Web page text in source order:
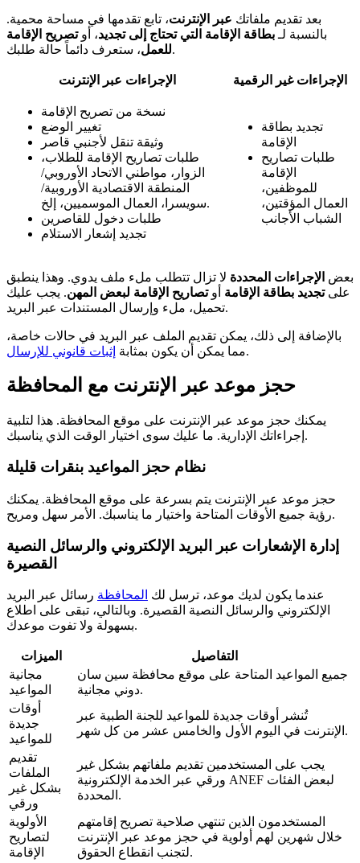
بعد تقديم ملفاتك عبر الإنترنت، تابع تقدمها في مساحة محمية.
بالنسبة لـ بطاقة الإقامة التي تحتاج إلى تجديد، أوتصريح الإقامة
للعمل، ستعرف دائماً حالة طلبك.
الإجراءات عبر الإنترنت الإجراءات غير الرقمية
نسخة من تصريح الإقامة
تغيير الوضع
وثيقة تنقل لأجنبي قاصر
طلبات تصاريح الإقامة للطلاب،
الزوار، مواطني الاتحاد الأوروبي/
المنطقة الاقتصادية الأوروبية/
سويسرا، العمال الموسميين، إلخ.
طلبات دخول للقاصرين
تجديد إشعار الاستلام
تجديد بطاقة
الإقامة
طلبات تصاريح
الإقامة
للموظفين،
العمال المؤقتين،
الشباب الأجانب
بعض الإجراءات المحددة لا تزال تتطلب ملء ملف يدوي. وهذا ينطبق
علىتجديد بطاقة الإقامة أوتصاريح الإقامة لبعض المهن. يجب عليك
تحميل، ملء وإرسال المستندات عبر البريد.
بالإضافة إلى ذلك، يمكن تقديم الملف عبر البريد في حالات خاصة،
مما يمكن أن يكون بمثابة إثبات قانوني للإرسال .
حجز موعد عبر الإنترنت مع المحافظة
يمكنك حجز موعد عبر الإنترنت على موقع المحافظة. هذا لتلبية
إجراءاتك الإدارية. ما عليك سوى اختيار الوقت الذي يناسبك.
نظام حجز المواعيد بنقرات قليلة
حجز موعد عبر الإنترنت يتم بسرعة على موقع المحافظة. يمكنك
رؤية جميع الأوقات المتاحة واختيار ما يناسبك. الأمر سهل ومريح.
إدارة الإشعارات عبر البريد الإلكتروني والرسائل النصية
القصيرة
عندما يكون لديك موعد، ترسل لك المحافظة رسائل عبر البريد
الإلكتروني والرسائل النصية القصيرة. وبالتالي، تبقى على اطلاع
بسهولة ولا تفوت موعدك.
الميزات
التفاصيل
مجانية
المواعيد
جميع المواعيد المتاحة على موقع محافظة سين سان
دوني مجانية.
أوقات
جديدة
للمواعيد
تُنشر أوقات جديدة للمواعيد للجنة الطبية عبر
الإنترنت في اليوم الأول والخامس عشر من كل شهر.
تقديم
الملفات
بشكل غير
ورقي
يجب على المستخدمين تقديم ملفاتهم بشكل غير
ورقي عبر الخدمة الإلكترونية ANEF لبعض الفئات
المحددة.
الأولوية
لتصاريح
الإقامة
المستخدمون الذين تنتهي صلاحية تصريح إقامتهم
خلال شهرين لهم أولوية في حجز موعد عبر الإنترنت
لتجنب انقطاع الحقوق.